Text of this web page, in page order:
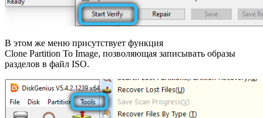
В этом же меню присутствует функция
Clone Partition To Image, позволяющая записывать образы
разделов в файл ISO.